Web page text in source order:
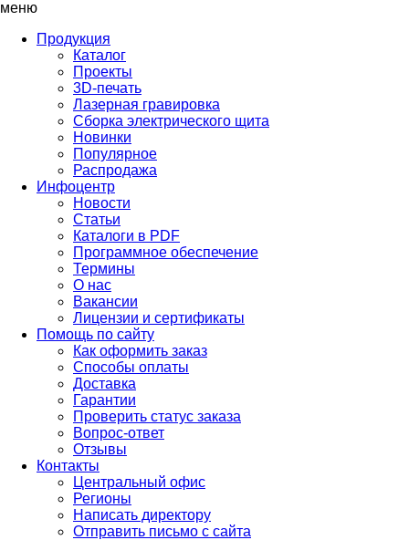
меню
Продукция
Каталог
Проекты
3D-печать
Лазерная гравировка
Сборка электрического щита
Новинки
Популярное
Распродажа
Инфоцентр
Новости
Статьи
Каталоги в PDF
Программное обеспечение
Термины
О нас
Вакансии
Лицензии и сертификаты
Помощь по сайту
Как оформить заказ
Способы оплаты
Доставка
Гарантии
Проверить статус заказа
Вопрос-ответ
Отзывы
Контакты
Центральный офис
Регионы
Написать директору
Отправить письмо с сайта